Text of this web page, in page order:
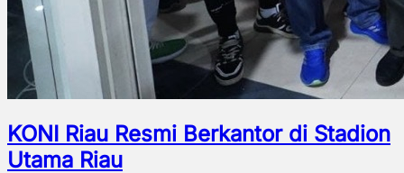
KONI Riau Resmi Berkantor di Stadion
Utama Riau